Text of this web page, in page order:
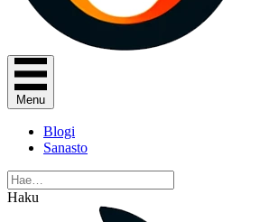
Menu
Blogi
Sanasto
Haku